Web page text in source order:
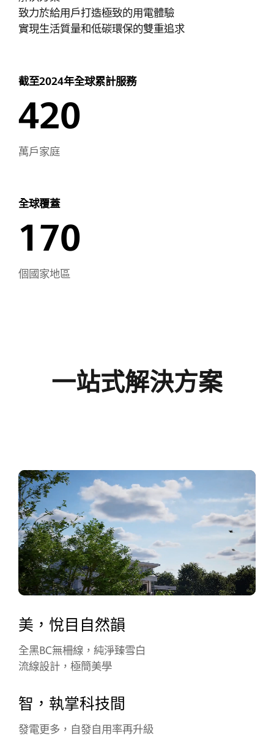
用
伏
能
系
方
華
網
致力於給用戶打造極致的用電體驗
實現生活質量和低碳環保的雙重追求
截至2024年全球累計服務
420
萬戶家庭
全球覆蓋
170
個國家地區
一站式解決方案
美，悅目自然韻
全黑BC無柵線，純淨臻雪白
流線設計，極簡美學
智，執掌科技間
發電更多，自發自用率再升級